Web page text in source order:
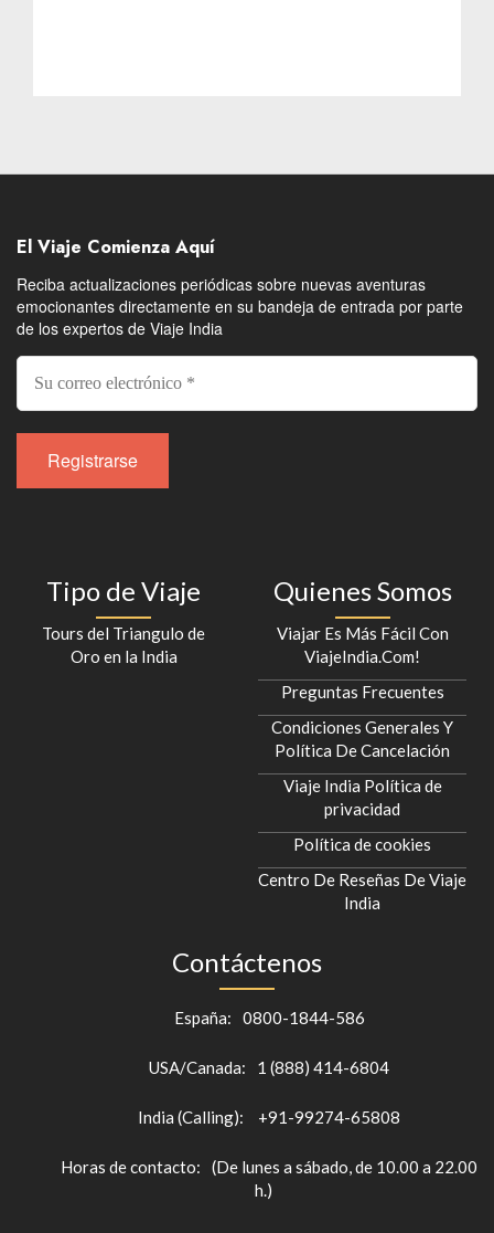
El Viaje Comienza Aquí
Reciba actualizaciones periódicas sobre nuevas aventuras
emocionantes directamente en su bandeja de entrada por parte
de los expertos de Viaje India
Tipo de Viaje
Tours del Triangulo de
Oro en la India
Quienes Somos
Viajar Es Más Fácil Con
ViajeIndia.Com!
Preguntas Frecuentes
Condiciones Generales Y
Política De Cancelación
Viaje India Política de
privacidad
Política de cookies
Centro De Reseñas De Viaje
India
Contáctenos
España: 0800-1844-586
USA/Canada: 1 (888) 414-6804
India (Calling): +91-99274-65808
Horas de contacto:
(De lunes a sábado, de 10.00 a 22.00
h.)